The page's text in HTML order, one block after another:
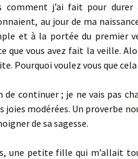
comment j’ai fait pour
au jour de ma
et à la portée du premier
que vous avez fait la veille.
Pourquoi voulez vous que cela
de continuer ; je ne vais pas
joies modérées. Un proverbe
de sa sagesse.
une petite fille qui m’allait